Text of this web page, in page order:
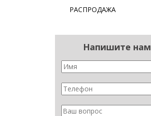
РАСПРОДАЖА
Напишите нам